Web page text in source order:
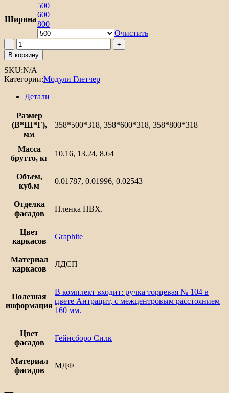
Ширина
500
600
800
Очистить
Количество
товара
Шкаф
верхний
горизонтальный
В корзину
SKU:N/A
Категории:Модули Глетчер
Детали
Размер
(В*Ш*Г),
мм
358*500*318, 358*600*318, 358*800*318
Масса
брутто, кг
10.16, 13.24, 8.64
Объем,
куб.м
0.01787, 0.01996, 0.02543
Отделка
фасадов
Пленка ПВХ.
Цвет
каркасов
Graphite
Материал
каркасов
ЛДСП
Полезная
информация
В комплект входит: ручка торцевая № 104 в
цвете Антрацит, с межцентровым расстоянием
160 мм.
Цвет
фасадов
Гейнсборо Силк
Материал
фасадов
МДФ